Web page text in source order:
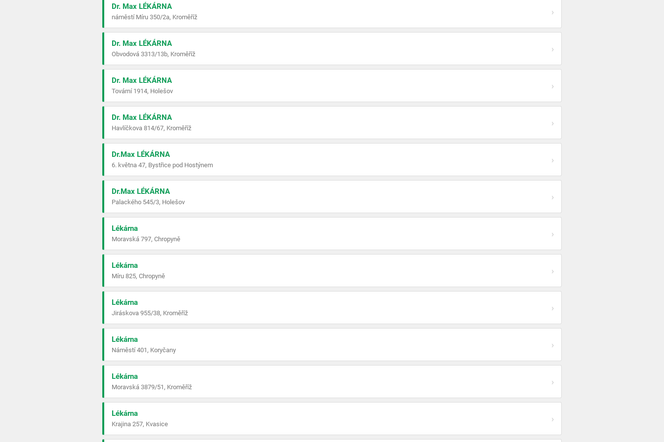
Dr. Max LÉKÁRNA
náměstí Míru 350/2a, Kroměříž
›
Dr. Max LÉKÁRNA
Obvodová 3313/13b, Kroměříž
›
Dr. Max LÉKÁRNA
Tovární 1914, Holešov
›
Dr. Max LÉKÁRNA
Havlíčkova 814/67, Kroměříž
›
Dr.Max LÉKÁRNA
6. května 47, Bystřice pod Hostýnem
›
Dr.Max LÉKÁRNA
Palackého 545/3, Holešov
›
Lékárna
Moravská 797, Chropyně
›
Lékárna
Míru 825, Chropyně
›
Lékárna
Jiráskova 955/38, Kroměříž
›
Lékárna
Náměstí 401, Koryčany
›
Lékárna
Moravská 3879/51, Kroměříž
›
Lékárna
Krajina 257, Kvasice
›